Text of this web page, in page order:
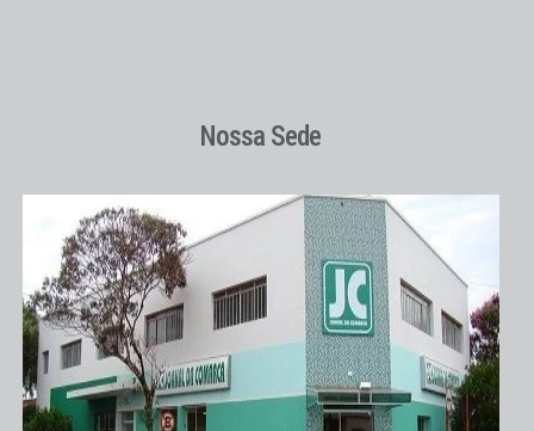
Nossa Sede